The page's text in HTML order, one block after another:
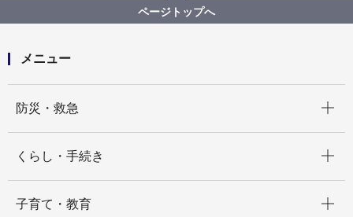
（４）中央南部エリア
大綱金刀比羅神社 社殿
ページトップへ
メニュー
防災・救急
くらし・手続き
子育て・教育